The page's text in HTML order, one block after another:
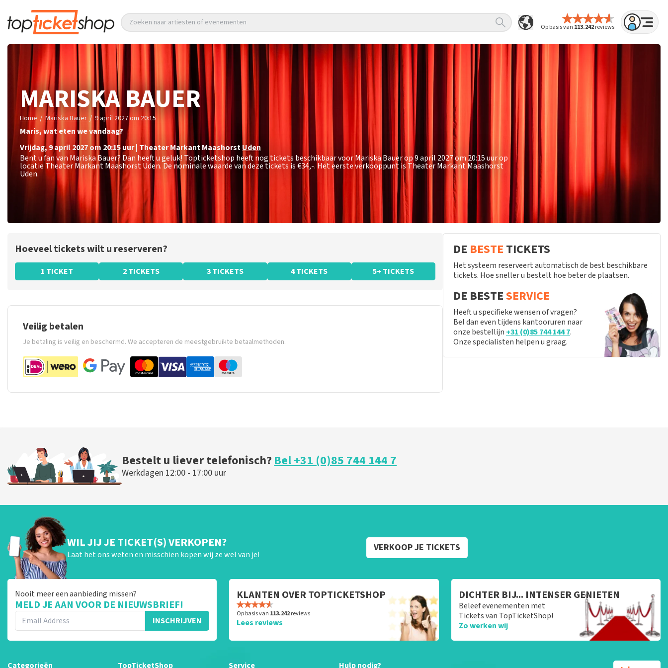
Op basis van 113.242reviews
Zoeken naar artiesten of evenementen
MARISKA BAUER
Home / Mariska Bauer / 9 april 2027 om 20:15
Maris, wat eten we vandaag?
vrijdag, 9 april 2027 om 20:15uur| Theater Markant MaashorstUden
Bent u fan van Mariska Bauer? Dan heeft u geluk! Topticketshop heeft nog tickets beschikbaar voor Mariska Bauer op 9 april 2027 om 20:15 uur op
locatie Theater Markant Maashorst Uden. De nominale waarde van deze tickets is€34,-. Het eerste verkooppunt is Theater Markant Maashorst
Uden.
Hoeveel tickets wilt u reserveren?
1 TICKET 2 TICKETS 3 TICKETS 4 TICKETS 5+ TICKETS
Veilig betalen
Je betaling is veilig en beschermd. We accepteren de meestgebruikte betaalmethoden.
DE BESTE TICKETS
Het systeem reserveert automatisch de best beschikbare
tickets. Hoe sneller u bestelt hoe beter de plaatsen.
DE BESTESERVICE
Heeft u specifieke wensen of vragen?
Bel dan even tijdens kantooruren naar
onze bestellijn +31 (0)85 744 144 7.
Onze specialisten helpen u graag.
Bestelt u liever telefonisch?Bel +31 (0)85 744 144 7
Werkdagen 12:00 - 17:00 uur
WIL JIJ JE TICKET(S) VERKOPEN?
Laat het ons weten en misschien kopen wij ze wel van je!
VERKOOP JE TICKETS
Nooit meer een aanbieding missen?
MELD JE AAN VOOR DE NIEUWSBRIEF!
INSCHRIJVEN
KLANTEN OVER TOPTICKETSHOP
Op basis van 113.242reviews
Lees reviews
DICHTER BIJ... INTENSER GENIETEN
Beleef evenementen met
Tickets van TopTicketShop!
Zo werken wij
Categorieën TopTicketShop Service Hulp nodig?